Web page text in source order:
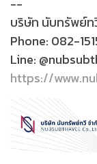
--
บริษัท นับทรัพย์ท
Phone: 082-
Line:
https://